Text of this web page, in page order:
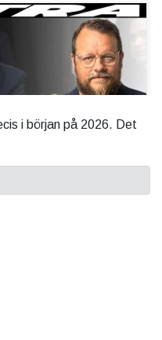
i början på 2026. Det